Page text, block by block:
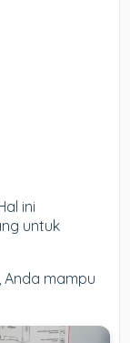
ini
untuk
, Anda mampu